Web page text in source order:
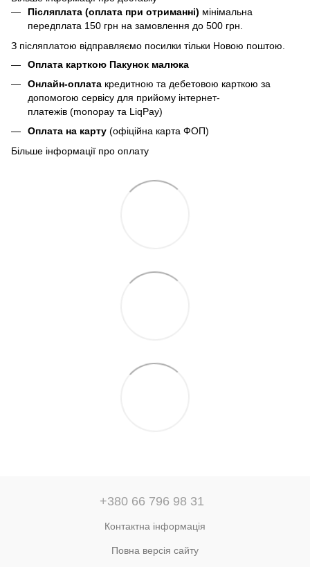
Післяплата (оплата при отриманні) мінімальна
передплата 150 грн на замовлення до 500 грн.
З післяплатою відправляємо посилки тільки Новою поштою.
Оплата карткою Пакунок малюка
Онлайн-оплата кредитною та дебетовою карткою за
допомогою сервісу для прийому інтернет-
платежів (monopay та LiqPay)
Оплата на карту (офіційна карта ФОП)
Більше інформації про оплату
+380 66 796 98 31
Контактна інформація
Повна версія сайту